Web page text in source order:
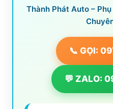
Thành Phát Auto –
📞 GỌI:
💬 ZALO: